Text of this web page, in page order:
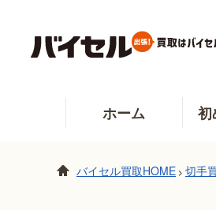
ホーム 初
バイセル買取HOME > 切手